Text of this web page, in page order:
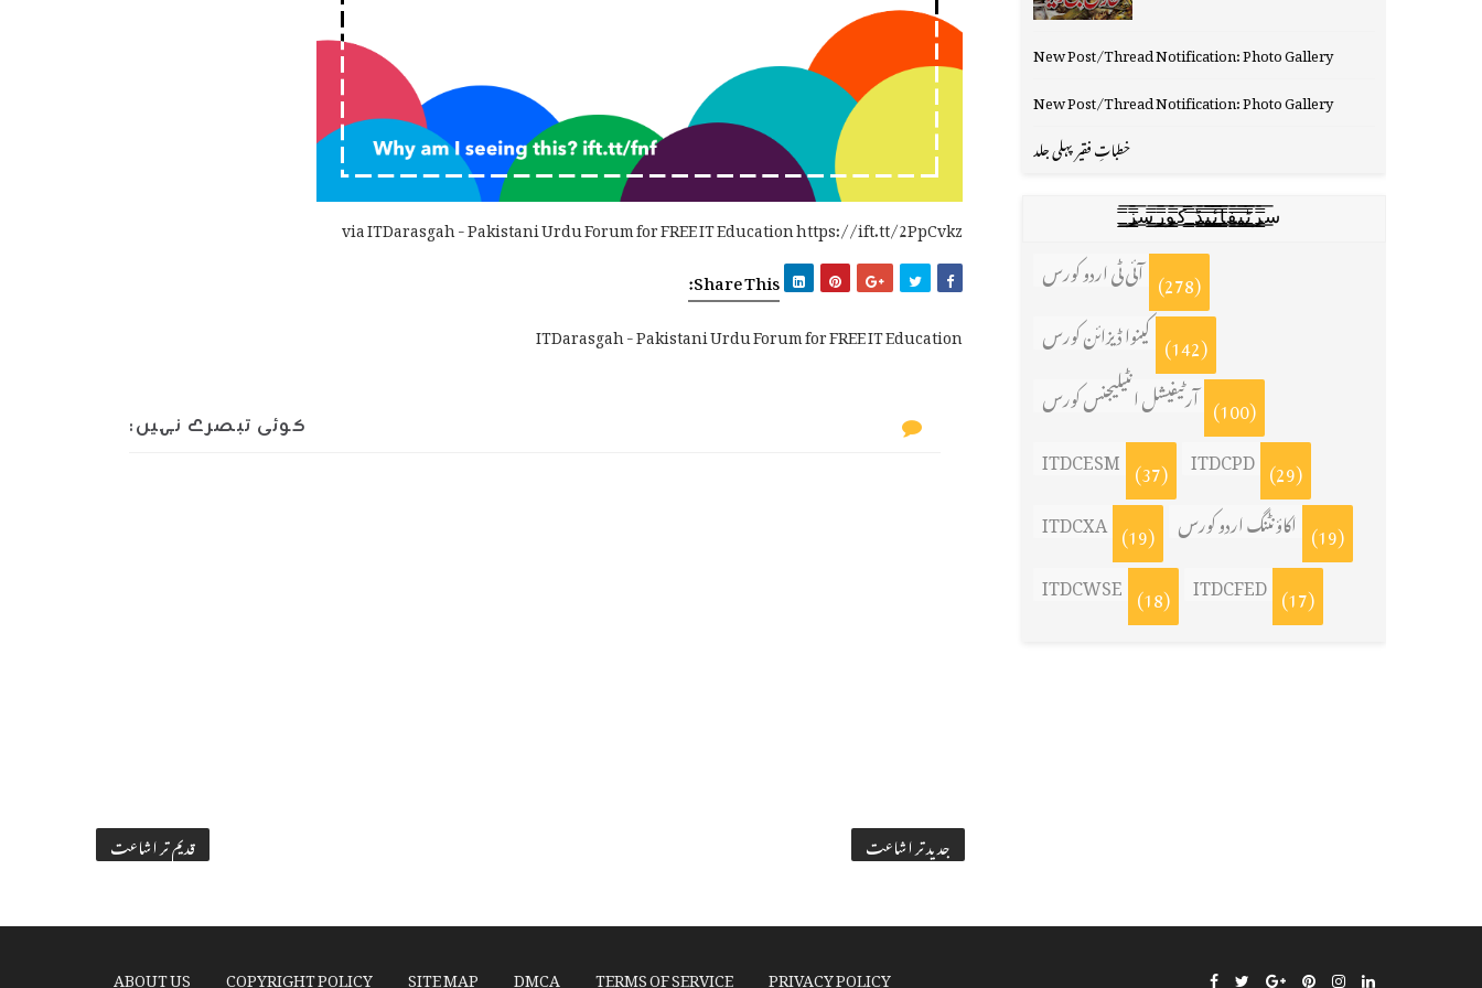
via ITDarasgah - Pakistani Urdu Forum for FREE IT Education https://ift.tt/2PpCvkz
Share This:
ITDarasgah - Pakistani Urdu Forum for FREE IT Education
کوئی تبصرے نہیں:
جدید تر اشاعت قدیم تر اشاعت
New Post/Thread Notification: Photo Gallery
New Post/Thread Notification: Photo Gallery
خطباتِ فقیر پہلی جلد
س̳̿͟͞ر̳̿͟͞ٹ̳̿͟͞ی̳̿͟͞ف̳̿͟͞ا̳̿͟͞ي̳̳̿ٔ̿͟͟͞͞ی̳̿͟͞ڈ̳̿͟͞ ̳̿͟͞ک̳̿͟͞و̳̿͟͞ر̳̿͟͞س̳̿͟͞ز̳̿͟͞
آئی ٹی اردو کورس (278)
کینوا ڈیزائن کورس (142)
آرٹیفیشل انٹیلیجنس کورس (100)
ITDCESM (37) ITDCPD (29)
ITDCXA (19) اکاؤنٹنگ اردو کورس (19)
ITDCWSE (18) ITDCFED (17)
ABOUT US COPYRIGHT POLICY SITE MAP DMCA TERMS OF SERVICE PRIVACY POLICY